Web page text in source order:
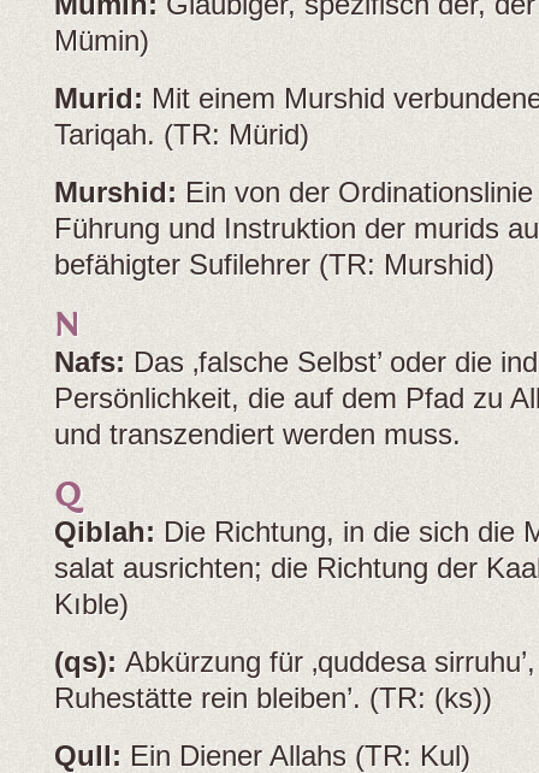
Mümin)
Murid: Mit einem Murshid
Tariqah. (TR: Mürid)
Murshid: Ein von der
Führung und Instruktion der murids
befähigter Sufilehrer (TR: Murshid)
N
Nafs: Das ‚falsche Selbst’ oder die
Persönlichkeit, die auf dem Pfad zu
und transzendiert werden muss.
Q
Qiblah: Die Richtung, in die sich die
salat ausrichten; die Richtung der
Kıble)
(qs): Abkürzung für ‚quddesa
Ruhestätte rein bleiben’. (TR: (ks))
Qull: Ein Diener Allahs (TR: Kul)